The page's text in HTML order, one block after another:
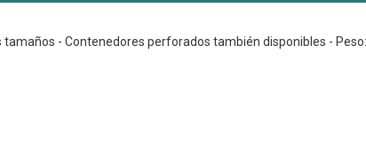
- Contenedores perforados también disponibles -